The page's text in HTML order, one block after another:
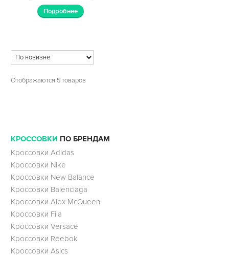
Подробнее
Отображаются 5 товаров
КРОССОВКИ ПО БРЕНДАМ
Кроссовки Adidas
Кроссовки Nike
Кроссовки New Balance
Кроссовки Balenciaga
Кроссовки Alex McQueen
Кроссовки Fila
Кроссовки Versace
Кроссовки Reebok
Кроссовки Asics